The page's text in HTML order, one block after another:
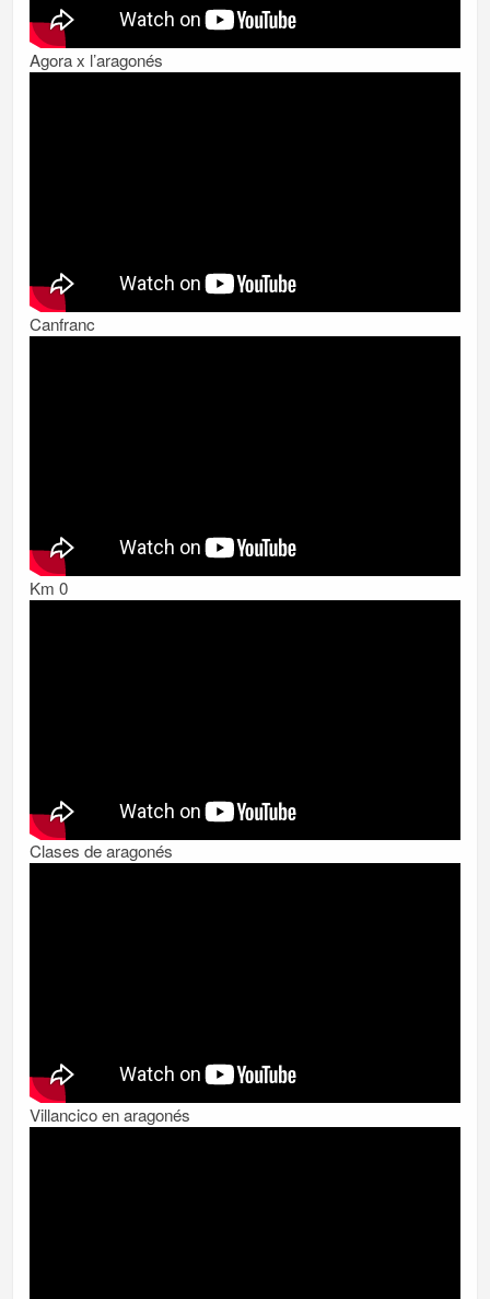
Agora x l’aragonés
Canfranc
Km 0
Clases de aragonés
Villancico en aragonés